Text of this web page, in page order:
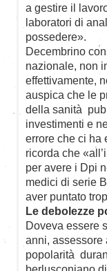
a gestire il
laboratori di
possedere».
Decembrino
nazionale, non
effettivamente,
auspica che le
della sanità
investimenti e
errore che ci ha
ricorda che
per avere i Dpi
medici di serie
aver puntato
Le debolezze
Doveva essere
anni, assessore
popolarità